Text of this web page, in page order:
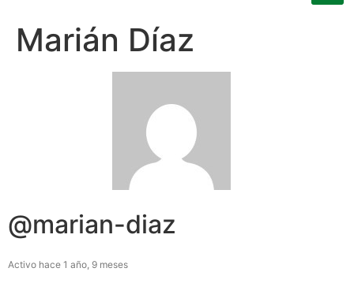
Marián Díaz
@marian-diaz
Activo hace 1 año, 9 meses